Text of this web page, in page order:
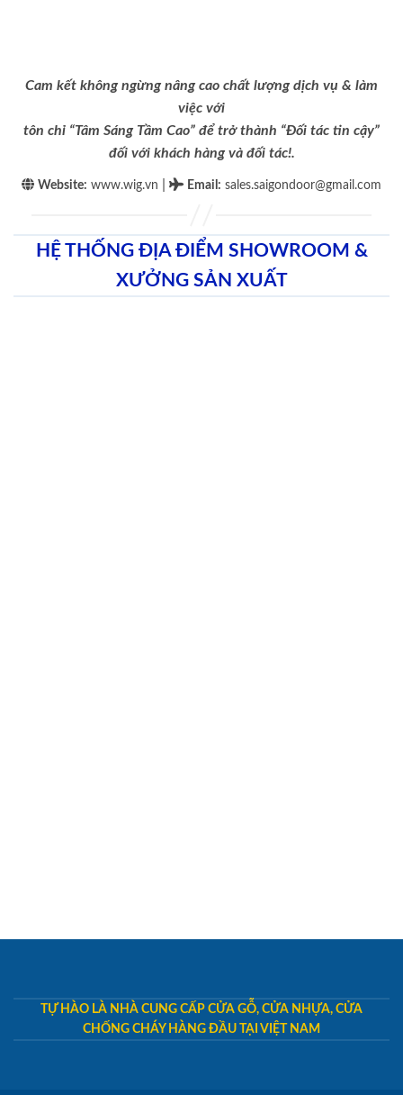
Cam kết không ngừng nâng cao chất lượng dịch vụ & làm
việc với
tôn chỉ “Tâm Sáng Tầm Cao” để trở thành “Đối tác tin cậy”
đối với khách hàng và đối tác!.
Website: www.wig.vn Email : sales.saigondoor@gmail.com
HỆ THỐNG ĐỊA ĐIỂM SHOWROOM &
XƯỞNG SẢN XUẤT
TỰ HÀO LÀ NHÀ CUNG CẤP CỬA GỖ, CỬA NHỰA, CỬA
CHỐNG CHÁY HÀNG ĐẦU TẠI VIỆT NAM